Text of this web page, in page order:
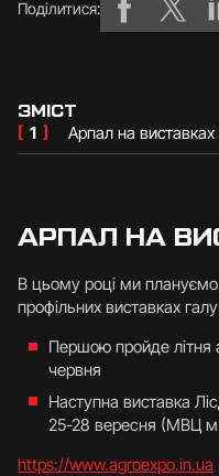
Поділитися:
ЗМІСТ
[ 1 ] Арпал на
АРПАЛ НА
В цьому році ми
профільних виставках
Першою пройде літня
червня
Наступна виставка
25-28 вересня (МВЦ
https://www.agroexpo.in.ua